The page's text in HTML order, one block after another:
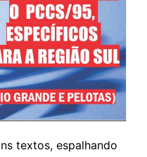
textos, espalhando